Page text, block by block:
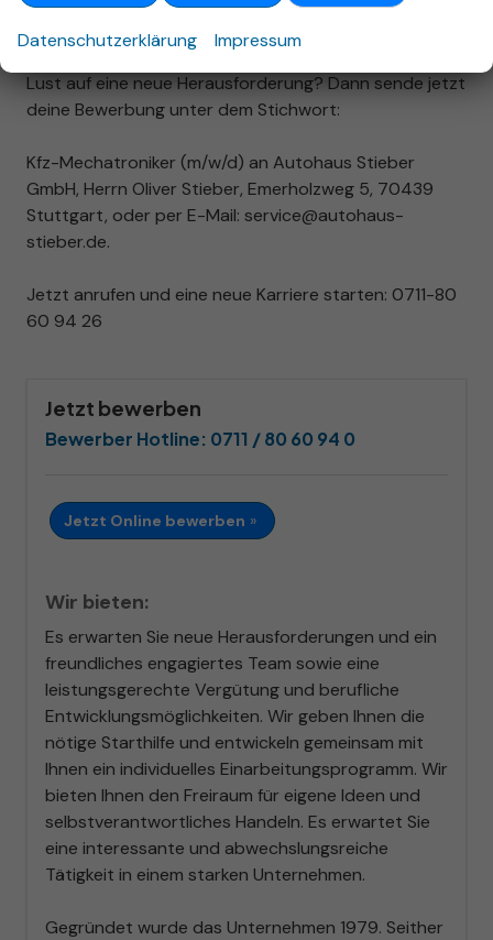
Lust auf eine neue Herausforderung? Dann sende jetzt
deine Bewerbung unter dem Stichwort:
Kfz-Mechatroniker (m/w/d) an Autohaus Stieber
GmbH, Herrn Oliver Stieber, Emerholzweg 5, 70439
Stuttgart, oder per E-Mail: service@autohaus-
stieber.de.
Jetzt anrufen und eine neue Karriere starten: 0711-80
60 94 26
Jetzt bewerben
Bewerber Hotline: 0711 / 80 60 94 0
Jetzt Online bewerben »
Wir bieten:
Es erwarten Sie neue Herausforderungen und ein
freundliches engagiertes Team sowie eine
leistungsgerechte Vergütung und berufliche
Entwicklungsmöglichkeiten. Wir geben Ihnen die
nötige Starthilfe und entwickeln gemeinsam mit
Ihnen ein individuelles Einarbeitungsprogramm. Wir
bieten Ihnen den Freiraum für eigene Ideen und
selbstverantwortliches Handeln. Es erwartet Sie
eine interessante und abwechslungsreiche
Tätigkeit in einem starken Unternehmen.
Gegründet wurde das Unternehmen 1979. Seither
Datenschutzerklärung Impressum